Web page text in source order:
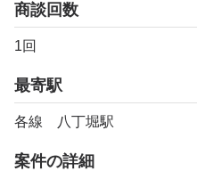
商談回数
1回
最寄駅
各線 八丁堀駅
案件の詳細